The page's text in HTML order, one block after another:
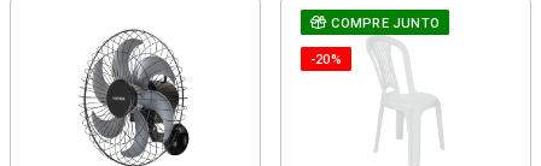
COMPRE JUNTO
-20%